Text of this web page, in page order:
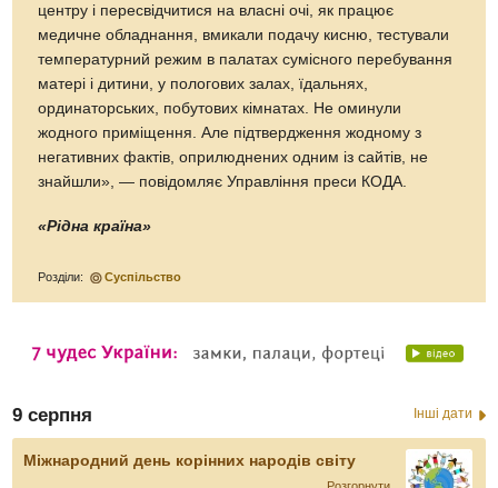
центру і пересвідчитися на власні очі, як працює
медичне обладнання, вмикали подачу кисню, тестували
температурний режим в палатах сумісного перебування
матері і дитини, у пологових залах, їдальнях,
ординаторських, побутових кімнатах. Не оминули
жодного приміщення. Але підтвердження жодному з
негативних фактів, оприлюднених одним із сайтів, не
знайшли», — повідомляє Управління преси КОДА.
«Рідна країна»
Розділи: Суспільство
9 серпня Інші дати
Міжнародний день корінних народів світу
Розгорнути